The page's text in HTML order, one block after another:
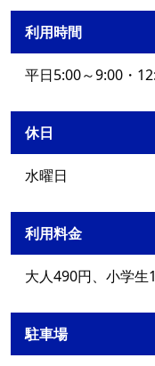
利用時間
平日5:00～9:00・
休日
水曜日
利用料金
大人490円、小学
駐車場